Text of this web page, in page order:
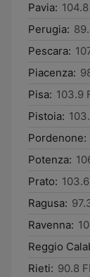
Pavia:
Perugia:
Pescara:
Piacenza:
Pisa: 103.9
Pistoia:
Pordenone:
Potenza:
Prato:
Ragusa:
Ravenna:
Reggio
Rieti: 90.8